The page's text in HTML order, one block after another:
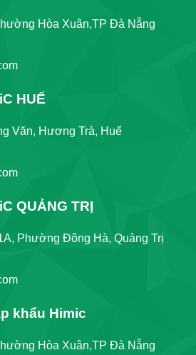
Hòa Xuân,TP Đà Nẵng
HUẾ
Văn, Hương Trà, Huế
QUẢNG TRỊ
Phường Đông Hà, Quảng Trị
khẩu Himic
Hòa Xuân,TP Đà Nẵng